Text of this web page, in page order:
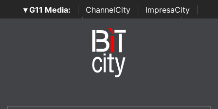
▾ G11 Media: ChannelCity ImpresaCity
SecurityOpenLab | Italian Channel Awards | Italian
Italian Security Awards